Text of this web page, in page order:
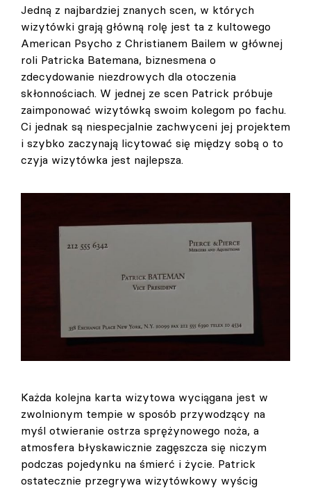
Jedną z najbardziej znanych scen, w których
wizytówki grają główną rolę jest ta z kultowego
American Psycho z Christianem Bailem w głównej
roli Patricka Batemana, biznesmena o
zdecydowanie niezdrowych dla otoczenia
skłonnościach. W jednej ze scen Patrick próbuje
zaimponować wizytówką swoim kolegom po fachu.
Ci jednak są niespecjalnie zachwyceni jej projektem
i szybko zaczynają licytować się między sobą o to
czyja wizytówka jest najlepsza.
Każda kolejna karta wizytowa wyciągana jest w
zwolnionym tempie w sposób przywodzący na
myśl otwieranie ostrza sprężynowego noża, a
atmosfera błyskawicznie zagęszcza się niczym
podczas pojedynku na śmierć i życie. Patrick
ostatecznie przegrywa wizytówkowy wyścig